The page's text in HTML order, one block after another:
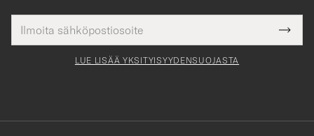
tieto
Tack
för
dig
LUE LISÄÄ YKSITYISYYDENSUOJASTA